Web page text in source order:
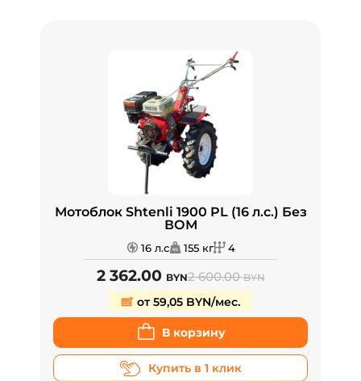
Мотоблок Shtenli 1900 PL (16 л.с.) Без
ВОМ
16 л.с 155 кг 4
2 362.00 BYN2 600.00BYN
от 59,05 BYN/мес.
В корзину
Купить в 1 клик